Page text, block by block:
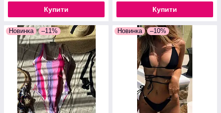
Купити Купити
Новинка –11% Новинка –10%